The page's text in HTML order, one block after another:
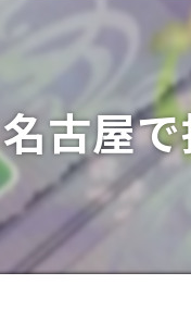
名古屋